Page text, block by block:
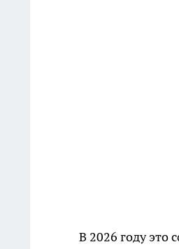
В 2026 году это